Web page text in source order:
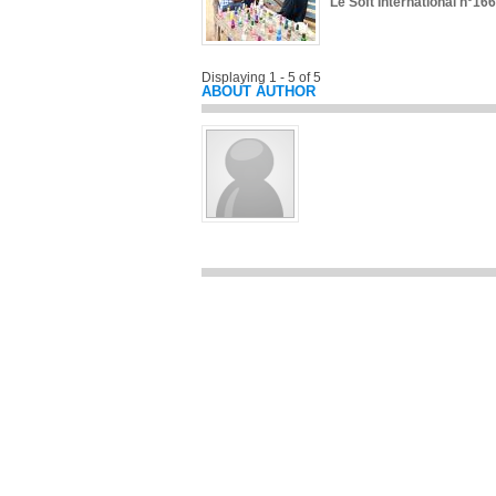
Displaying 1 - 5 of 5
ABOUT AUTHOR